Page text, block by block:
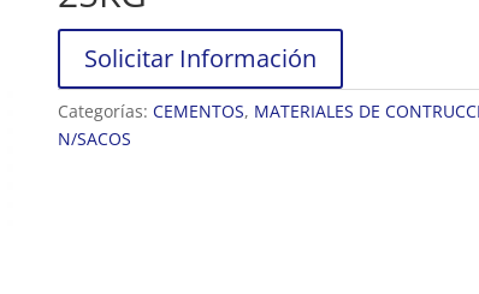
Solicitar Información
Categorías:CEMENTOS, MATERIALES DE
N/SACOS